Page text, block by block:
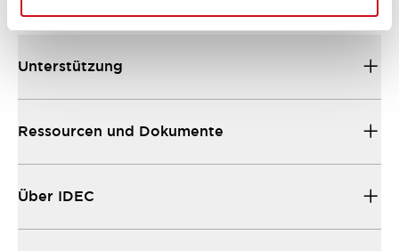
Unterstützung
Ressourcen und Dokumente
Über IDEC